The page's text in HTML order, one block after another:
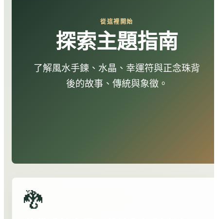
從這裡開始
探索主題指南
了解風水手鍊、水晶、幸運符與正念珠背
後的故事、傳統與象徵。
🐉